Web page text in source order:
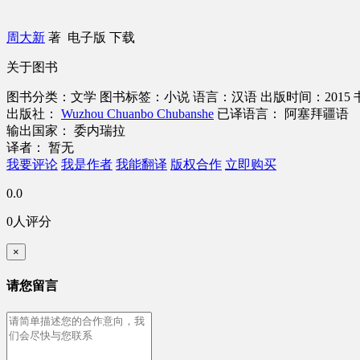
周大新 著 电子版 下载
关于图书
图书分类：文学 图书标签：小说 语言：汉语 出版时间：2015
出版社： Wuzhou Chuanbo Chubanshe 已译语言： 阿塞拜疆语
输出国家： 委内瑞拉
译者： 暂无
我要评论 我是作者 我能翻译 版权合作 立即购买
0.0
0人评分
×
请您留言